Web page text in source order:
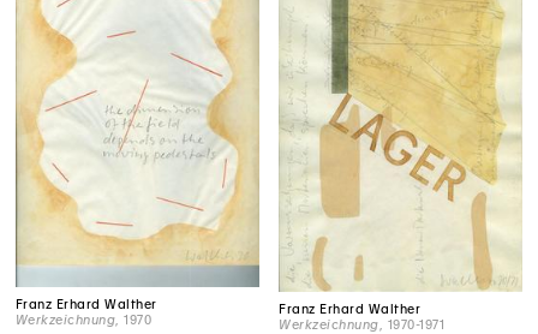
Franz Erhard Walther
Werkzeichnung , 1970
Franz Erhard Walther
Werkzeichnung , 1970-1971